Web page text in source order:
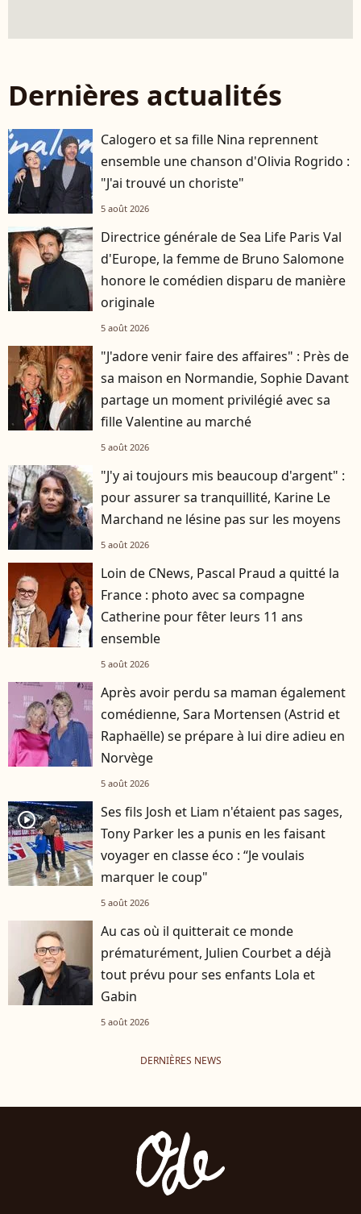
Dernières actualités
Calogero et sa fille Nina reprennent
ensemble une chanson d'Olivia Rogrido :
"J'ai trouvé un choriste"
5 août 2026
Directrice générale de Sea Life Paris Val
d'Europe, la femme de Bruno Salomone
honore le comédien disparu de manière
originale
5 août 2026
"J'adore venir faire des affaires" : Près de
sa maison en Normandie, Sophie Davant
partage un moment privilégié avec sa
fille Valentine au marché
5 août 2026
"J'y ai toujours mis beaucoup d'argent" :
pour assurer sa tranquillité, Karine Le
Marchand ne lésine pas sur les moyens
5 août 2026
Loin de CNews, Pascal Praud a quitté la
France : photo avec sa compagne
Catherine pour fêter leurs 11 ans
ensemble
5 août 2026
Après avoir perdu sa maman également
comédienne, Sara Mortensen (Astrid et
Raphaëlle) se prépare à lui dire adieu en
Norvège
5 août 2026
player2
Ses fils Josh et Liam n'étaient pas sages,
Tony Parker les a punis en les faisant
voyager en classe éco : “Je voulais
marquer le coup"
5 août 2026
Au cas où il quitterait ce monde
prématurément, Julien Courbet a déjà
tout prévu pour ses enfants Lola et
Gabin
5 août 2026
DERNIÈRES NEWS